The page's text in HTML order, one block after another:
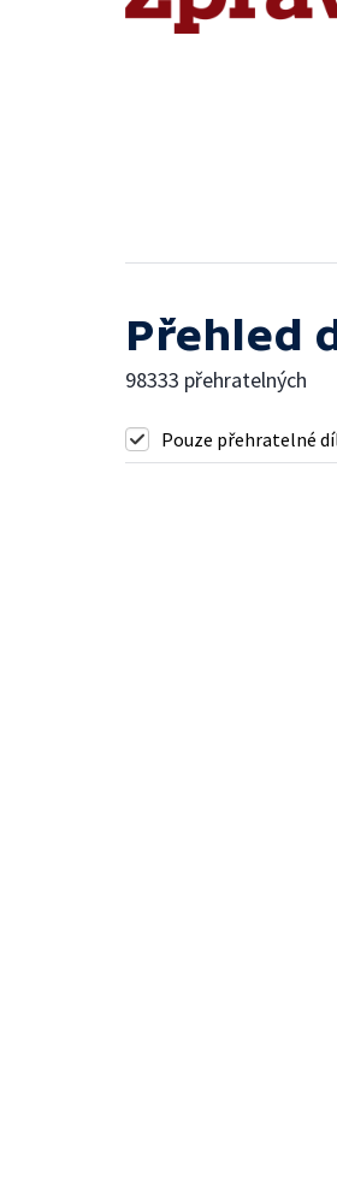
Přehled
98333 přehratelných
Pouze přehratelné